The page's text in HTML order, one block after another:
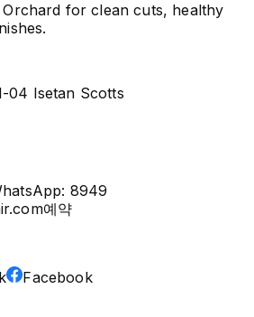
for clean cuts, healthy
04 Isetan Scotts
8949
예약
Facebook